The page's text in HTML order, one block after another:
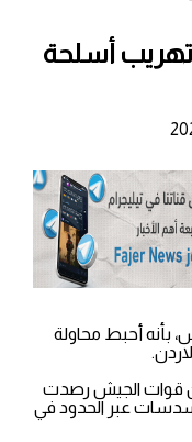
تهريب أسلحة
بأنه أحبط محاولة
قوات الجيش رصدت
اثنين وهما يحاولان تهريب 5 مسدسات عبر الحدود في